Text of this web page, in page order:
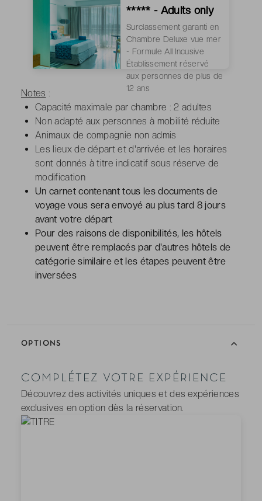
***** - Adults only
Surclassement garanti en
Chambre Deluxe vue mer
- Formule All Incusive
Établissement réservé
aux personnes de plus de
12 ans
Notes :
Capacité maximale par chambre : 2 adultes
Non adapté aux personnes à mobilité réduite
Animaux de compagnie non admis
Les lieux de départ et d'arrivée et les horaires
sont donnés à titre indicatif sous réserve de
modification
Un carnet contenant tous les documents de
voyage vous sera envoyé au plus tard 8 jours
avant votre départ
Pour des raisons de disponibilités, les hôtels
peuvent être remplacés par d'autres hôtels de
catégorie similaire et les étapes peuvent être
inversées
OPTIONS
COMPLÉTEZ VOTRE EXPÉRIENCE
Découvrez des activités uniques et des expériences
exclusives en option dès la réservation.